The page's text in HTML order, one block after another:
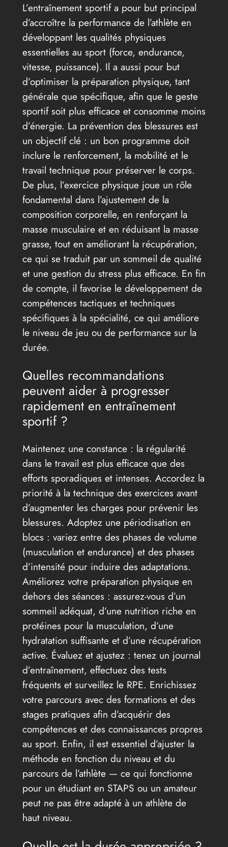
L’entraînement sportif a pour but principal
d’accroître la performance de l’athlète en
développant les qualités physiques
essentielles au sport (force, endurance,
vitesse, puissance). Il a aussi pour but
d’optimiser la préparation physique, tant
générale que spécifique, afin que le geste
sportif soit plus efficace et consomme moins
d’énergie. La prévention des blessures est
un objectif clé : un bon programme doit
inclure le renforcement, la mobilité et le
travail technique pour préserver le corps.
De plus, l’exercice physique joue un rôle
fondamental dans l’ajustement de la
composition corporelle, en renforçant la
masse musculaire et en réduisant la masse
grasse, tout en améliorant la récupération,
ce qui se traduit par un sommeil de qualité
et une gestion du stress plus efficace. En fin
de compte, il favorise le développement de
compétences tactiques et techniques
spécifiques à la spécialité, ce qui améliore
le niveau de jeu ou de performance sur la
durée.
Quelles recommandations
peuvent aider à progresser
rapidement en entraînement
sportif ?
Maintenez une constance : la régularité
dans le travail est plus efficace que des
efforts sporadiques et intenses. Accordez la
priorité à la technique des exercices avant
d’augmenter les charges pour prévenir les
blessures. Adoptez une périodisation en
blocs : variez entre des phases de volume
(musculation et endurance) et des phases
d’intensité pour induire des adaptations.
Améliorez votre préparation physique en
dehors des séances : assurez-vous d’un
sommeil adéquat, d’une nutrition riche en
protéines pour la musculation, d’une
hydratation suffisante et d’une récupération
active. Évaluez et ajustez : tenez un journal
d’entraînement, effectuez des tests
fréquents et surveillez le RPE. Enrichissez
votre parcours avec des formations et des
stages pratiques afin d’acquérir des
compétences et des connaissances propres
au sport. Enfin, il est essentiel d’ajuster la
méthode en fonction du niveau et du
parcours de l’athlète — ce qui fonctionne
pour un étudiant en STAPS ou un amateur
peut ne pas être adapté à un athlète de
haut niveau.